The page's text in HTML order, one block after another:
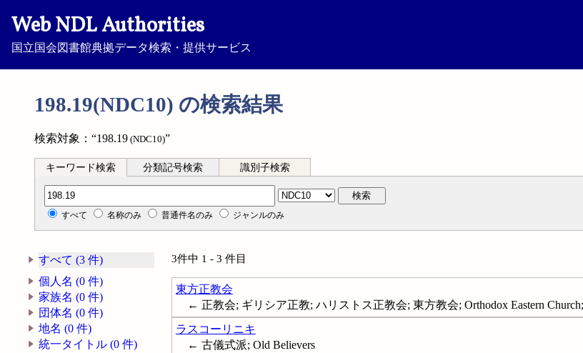
Web NDL Authorities
国立国会図書館典拠データ検索・提供サービス
198.19(NDC10) の検索結果
検索対象：“198.19 (NDC10)”
キーワード検索 分類記号検索 識別子検索
分類記号検索 検索
すべて 名称のみ 普通件名のみ ジャンルのみ
すべて (3 件)
個人名 (0 件)
家族名 (0 件)
団体名 (0 件)
地名 (0 件)
統一タイトル (0 件)
3件中 1 - 3 件目
東方正教会
← 正教会; ギリシア正教; ハリストス正教会; 東方教会; Orthodox Eastern Church;
ラスコーリニキ
← 古儀式派; Old Believers